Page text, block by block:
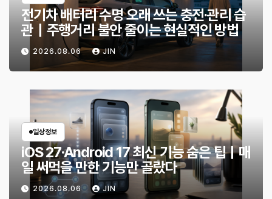
전기차 배터리 수명 오래 쓰는 충전·관리 습
관｜주행거리 불안 줄이는 현실적인 방법
2026.08.06 JIN
일상정보
iOS 27·Android 17 최신 기능 숨은 팁｜매
일 써먹을 만한 기능만 골랐다
2026.08.06 JIN